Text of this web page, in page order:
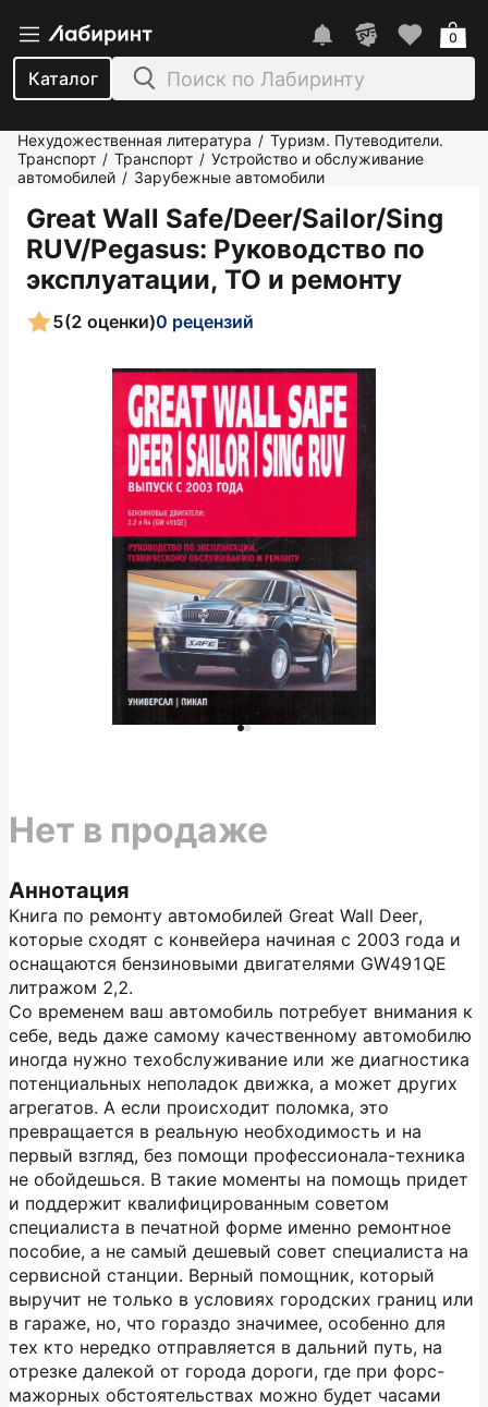
Каталог
0
Нехудожественная литература / Туризм. Путеводители.
Транспорт / Транспорт / Устройство и обслуживание
автомобилей / Зарубежные автомобили
Great Wall Safe/Deer/Sailor/Sing
RUV/Pegasus: Руководство по
эксплуатации, ТО и ремонту
5(2 оценки)0 рецензий
Аннотация
Книга по ремонту автомобилей Great Wall Deer,
которые сходят с конвейера начиная с 2003 года и
оснащаются бензиновыми двигателями GW491QE
литражом 2,2.
Со временем ваш автомобиль потребует внимания к
себе, ведь даже самому качественному автомобилю
иногда нужно техобслуживание или же диагностика
потенциальных неполадок движка, а может других
агрегатов. А если происходит поломка, это
превращается в реальную необходимость и на
первый взгляд, без помощи профессионала-техника
не обойдешься. В такие моменты на помощь придет
и поддержит квалифицированным советом
специалиста в печатной форме именно ремонтное
пособие, а не самый дешевый совет специалиста на
сервисной станции. Верный помощник, который
выручит не только в условиях городских границ или
в гараже, но, что гораздо значимее, особенно для
тех кто нередко отправляется в дальний путь, на
отрезке далекой от города дороги, где при форс-
мажорных обстоятельствах можно будет часами
Нет в продаже